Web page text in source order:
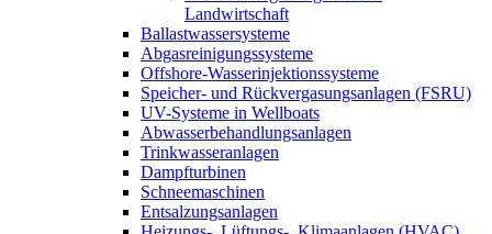
Landwirtschaft
Ballastwassersysteme
Abgasreinigungssysteme
Offshore-Wasserinjektionssysteme
Speicher- und Rückvergasungsanlagen (FSRU)
UV-Systeme in Wellboats
Abwasserbehandlungsanlagen
Trinkwasseranlagen
Dampfturbinen
Schneemaschinen
Entsalzungsanlagen